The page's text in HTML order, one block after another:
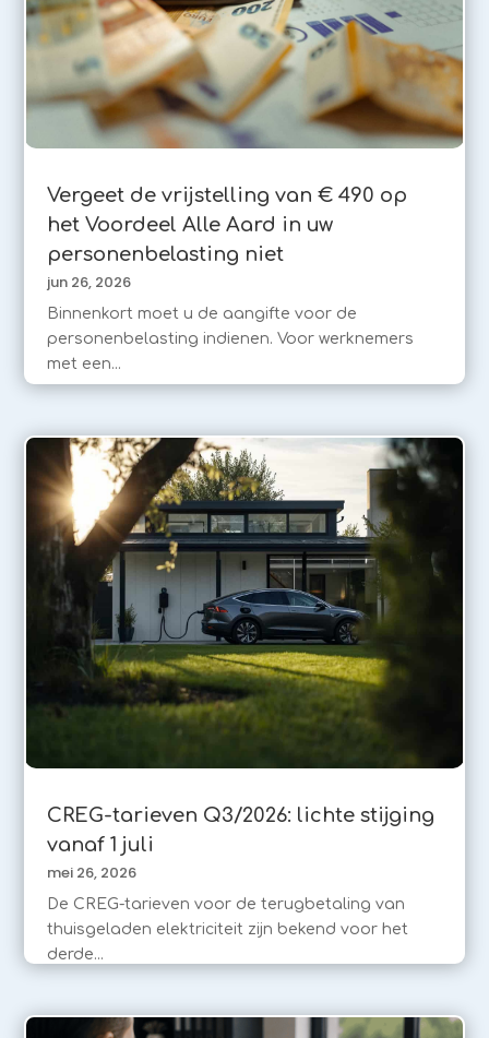
Vergeet de vrijstelling van € 490 op
het Voordeel Alle Aard in uw
personenbelasting niet
jun 26, 2026
Binnenkort moet u de aangifte voor de
personenbelasting indienen. Voor werknemers
met een...
CREG-tarieven Q3/2026: lichte stijging
vanaf 1 juli
mei 26, 2026
De CREG-tarieven voor de terugbetaling van
thuisgeladen elektriciteit zijn bekend voor het
derde...